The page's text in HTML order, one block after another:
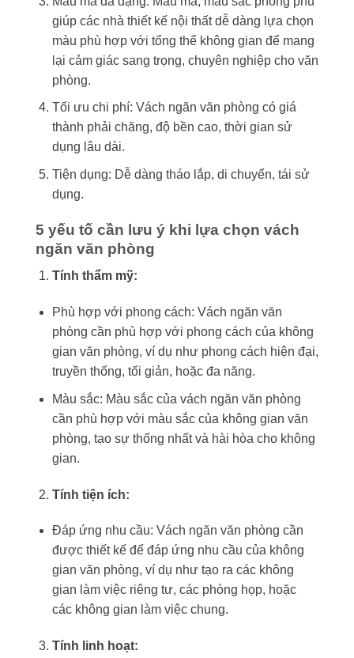
giúp các nhà thiết kế nội thất dễ dàng lựa chọn
màu phù hợp với tổng thể không gian để mang
lại cảm giác sang trọng, chuyên nghiệp cho văn
phòng.
Tối ưu chi phí: Vách ngăn văn phòng có giá
thành phải chăng, độ bền cao, thời gian sử
dụng lâu dài.
Tiện dụng: Dễ dàng tháo lắp, di chuyển, tái sử
dụng.
5 yếu tố cần lưu ý khi lựa chọn vách
ngăn văn phòng
Tính thẩm mỹ:
Phù hợp với phong cách: Vách ngăn văn
phòng cần phù hợp với phong cách của không
gian văn phòng, ví dụ như phong cách hiện đại,
truyền thống, tối giản, hoặc đa năng.
Màu sắc: Màu sắc của vách ngăn văn phòng
cần phù hợp với màu sắc của không gian văn
phòng, tạo sự thống nhất và hài hòa cho không
gian.
Tính tiện ích:
Đáp ứng nhu cầu: Vách ngăn văn phòng cần
được thiết kế để đáp ứng nhu cầu của không
gian văn phòng, ví dụ như tạo ra các không
gian làm việc riêng tư, các phòng họp, hoặc
các không gian làm việc chung.
Tính linh hoạt: